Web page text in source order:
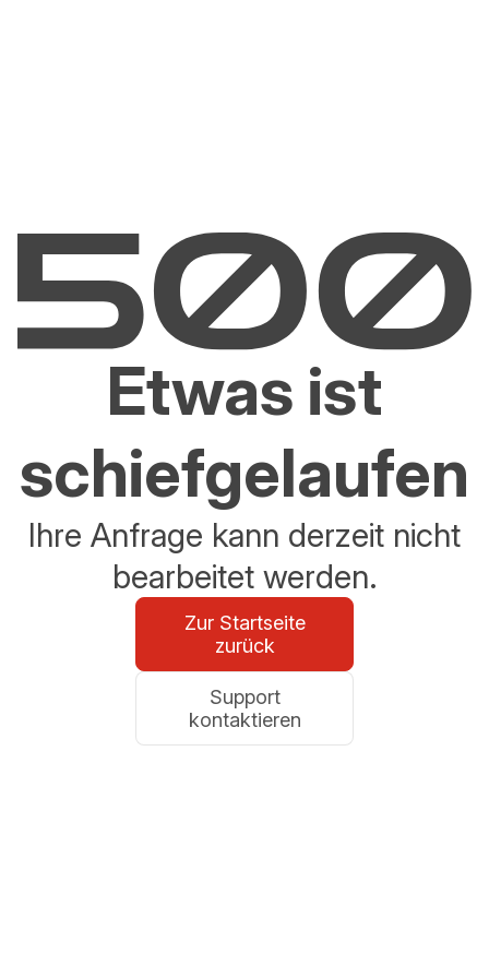
Etwas ist
schiefgelaufen
Ihre Anfrage kann derzeit nicht
bearbeitet werden.
Zur Startseite
zurück
Support
kontaktieren